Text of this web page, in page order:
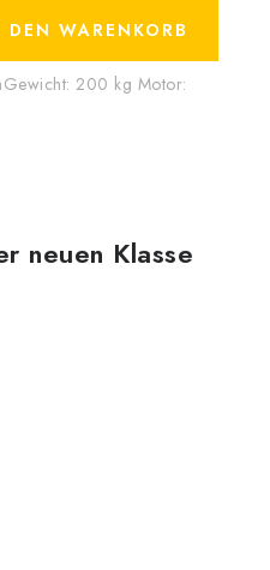
DEN WARENKORB
200 kg Motor:
neuen Klasse